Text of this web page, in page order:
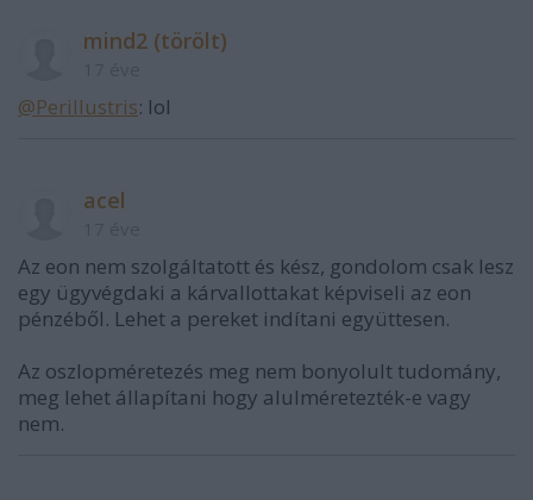
mind2 (törölt)
@Perillustris: lol
acel
Az eon nem szolgáltatott és kész, gondolom csak lesz
egy ügyvégdaki a kárvallottakat képviseli az eon
pénzéből. Lehet a pereket indítani együttesen.
Az oszlopméretezés meg nem bonyolult tudomány,
meg lehet állapítani hogy alulméretezték-e vagy
nem.